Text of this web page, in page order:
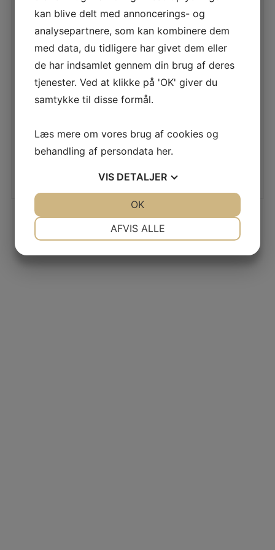
UNIVERSAL SPILTLÅS TIL FREMFØRER
LÆS MERE
kan blive delt med annoncerings- og
analysepartnere, som kan kombinere dem
med data, du tidligere har givet dem eller
de har indsamlet gennem din brug af deres
tjenester. Ved at klikke på 'OK' giver du
samtykke til disse formål.
Læs mere om vores brug af cookies og
behandling af persondata her.
VIS DETALJER
AFVIS ALLE
OK